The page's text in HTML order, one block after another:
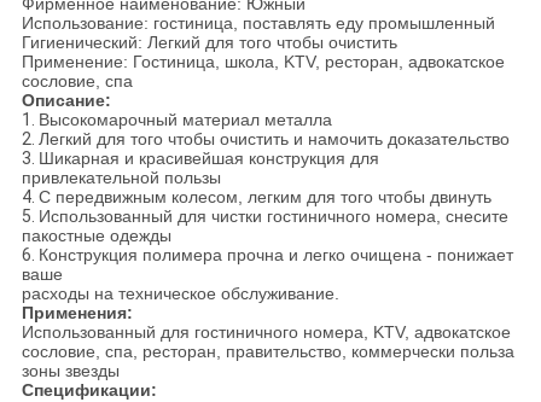
Фирменное наименование: Южный
Использование: гостиница, поставлять еду промышленный
Гигиенический: Легкий для того чтобы очистить
Применение: Гостиница, школа, KTV, ресторан, адвокатское
сословие, спа
Описание:
1. Высокомарочный материал металла
2. Легкий для того чтобы очистить и намочить доказательство
3. Шикарная и красивейшая конструкция для
привлекательной пользы
4. С передвижным колесом, легким для того чтобы двинуть
5. Использованный для чистки гостиничного номера, снесите
пакостные одежды
6. Конструкция полимера прочна и легко очищена - понижает
ваше
расходы на техническое обслуживание.
Применения:
Использованный для гостиничного номера, KTV, адвокатское
сословие, спа, ресторан, правительство, коммерчески польза
зоны звезды
Спецификации: